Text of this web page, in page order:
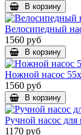
В корзину
Велосипедный
1560 руб
В корзину
Ножной насос
1560 руб
В корзину
Ручной насос
1170 руб